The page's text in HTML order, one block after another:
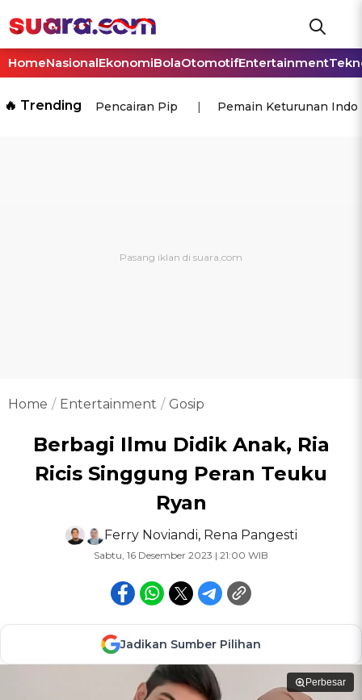
HomeNasionalEkonomiBolaOtomotifEntertainment
🔥 Trending Pencairan Pip Pemain Keturunan
Home Entertainment Gosip
Berbagi Ilmu Didik Anak, Ria
Ricis Singgung Peran Teuku
Ryan
Ferry Noviandi, Rena Pangesti
Sabtu, 16 Desember 2023 | 21:00 WIB
Jadikan Sumber Pilihan
Perbesar